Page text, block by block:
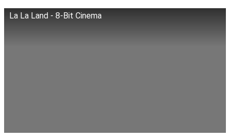
La La Land - 8-Bit Cinema